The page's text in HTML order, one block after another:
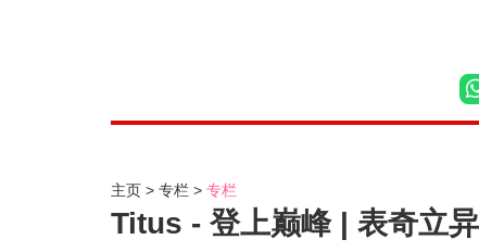
主页 专栏 专栏
Titus - 登上巅峰 | 表奇立异